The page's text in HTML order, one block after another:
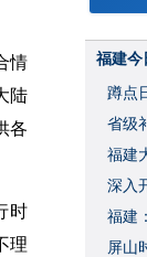
情
陆
各
时
理
福建今
蹲点
省级
福建
深入
福建
屏山